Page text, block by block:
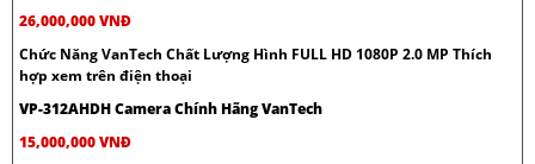
26,000,000 VNĐ
Chức Năng VanTech Chất Lượng Hình FULL HD 1080P 2.0 MP Thích
hợp xem trên điện thoại
VP-312AHDH Camera Chính Hãng VanTech
15,000,000 VNĐ